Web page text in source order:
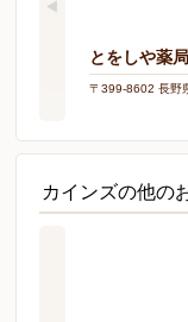
とをしや薬
〒399-8602 長野
カインズの他の